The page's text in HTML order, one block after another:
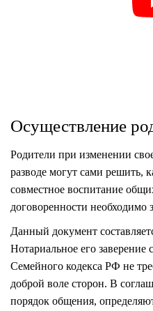
Осуществление
Родители при изменении
разводе могут сами решить,
совместное воспитание
договоренности необходимо
Данный документ
Нотариальное его заверение
Семейного кодекса РФ не
доброй воле сторон. В
порядок общения,